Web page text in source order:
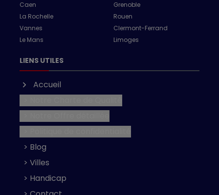
Caen
Grenoble
La Rochelle
Rouen
Vannes
Clermont-Ferrand
Le Mans
Limoges
LIENS UTILES
Accueil
> Blog
> Villes
> Handicap